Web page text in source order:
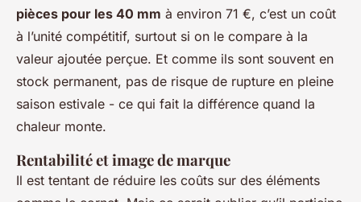
pièces pour les 40 mm à environ 71 €, c’est un coût
à l’unité compétitif, surtout si on le compare à la
valeur ajoutée perçue. Et comme ils sont souvent en
stock permanent, pas de risque de rupture en pleine
saison estivale - ce qui fait la différence quand la
chaleur monte.
Rentabilité et image de marque
Il est tentant de réduire les coûts sur des éléments